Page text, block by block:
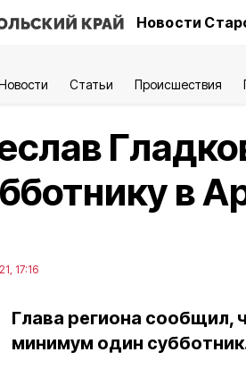
Новости
Статьи Происшествия
в
17:16
Глава региона сообщил,
минимум один